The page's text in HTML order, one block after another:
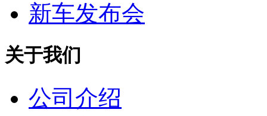
新车发布会
关于我们
公司介绍